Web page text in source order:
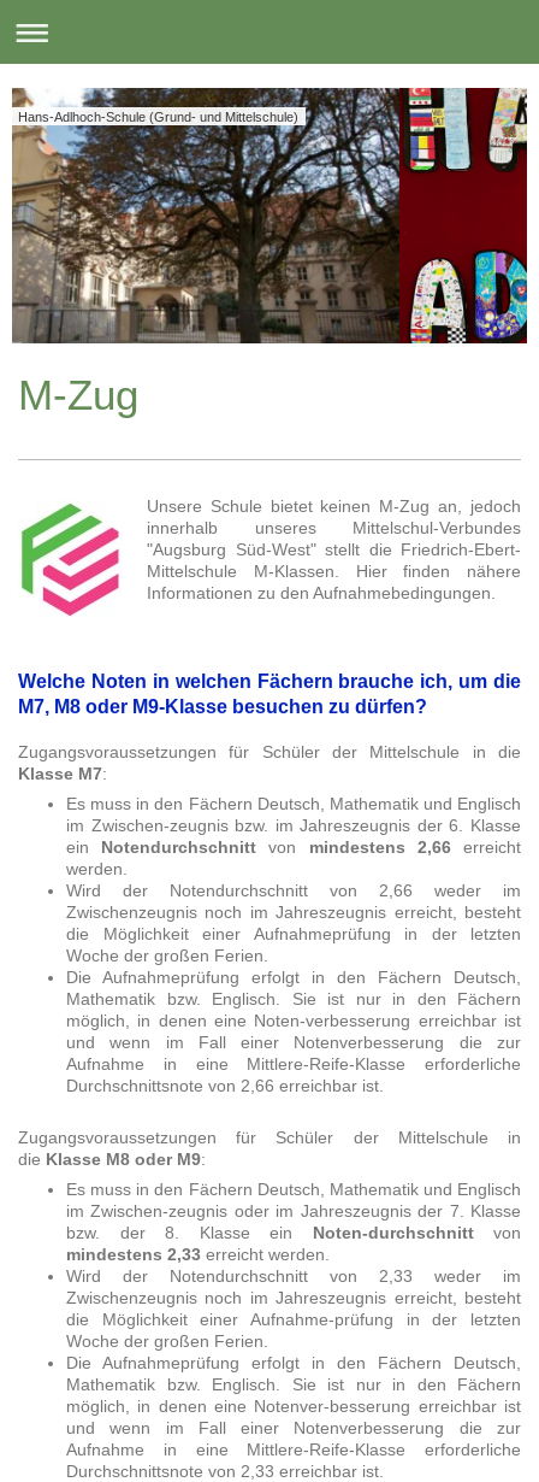
Hans-Adlhoch-Schule (Grund- und Mittelschule)
M-Zug
Unsere Schule bietet keinen M-Zug an, jedoch
innerhalb unseres Mittelschul-Verbundes
"Augsburg Süd-West" stellt die Friedrich-Ebert-
Mittelschule M-Klassen. Hier finden nähere
Informationen zu den Aufnahmebedingungen.
Welche Noten in welchen Fächern brauche ich, um die
M7, M8 oder M9-Klasse besuchen zu dürfen?
Zugangsvoraussetzungen für Schüler der Mittelschule in die
Klasse M7:
Es muss in den Fächern Deutsch, Mathematik und Englisch
im Zwischen-zeugnis bzw. im Jahreszeugnis der 6. Klasse
ein Notendurchschnitt von mindestens 2,66erreicht
werden.
Wird der Notendurchschnitt von 2,66 weder im
Zwischenzeugnis noch im Jahreszeugnis erreicht, besteht
die Möglichkeit einer Aufnahmeprüfung in der letzten
Woche der großen Ferien.
Die Aufnahmeprüfung erfolgt in den Fächern Deutsch,
Mathematik bzw. Englisch. Sie ist nur in den Fächern
möglich, in denen eine Noten-verbesserung erreichbar ist
und wenn im Fall einer Notenverbesserung die zur
Aufnahme in eine Mittlere-Reife-Klasse erforderliche
Durchschnittsnote von 2,66 erreichbar ist.
Zugangsvoraussetzungen für Schüler der Mittelschule in
die Klasse M8 oder M9:
Es muss in den Fächern Deutsch, Mathematik und Englisch
im Zwischen-zeugnis oder im Jahreszeugnis der 7. Klasse
bzw. der 8. Klasse ein Noten-durchschnittvon
mindestens 2,33 erreicht werden.
Wird der Notendurchschnitt von 2,33 weder im
Zwischenzeugnis noch im Jahreszeugnis erreicht, besteht
die Möglichkeit einer Aufnahme-prüfung in der letzten
Woche der großen Ferien.
Die Aufnahmeprüfung erfolgt in den Fächern Deutsch,
Mathematik bzw. Englisch. Sie ist nur in den Fächern
möglich, in denen eine Notenver-besserung erreichbar ist
und wenn im Fall einer Notenverbesserung die zur
Aufnahme in eine Mittlere-Reife-Klasse erforderliche
Durchschnittsnote von 2,33 erreichbar ist.